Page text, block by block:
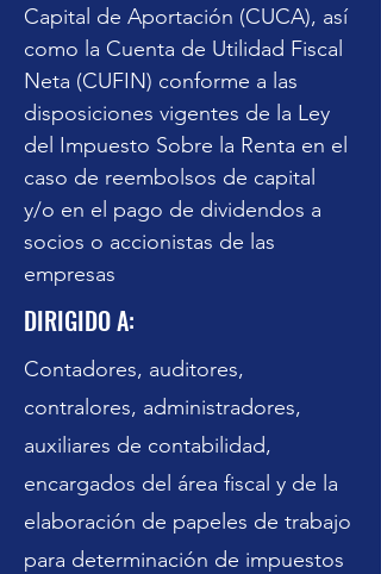
Capital de Aportación (CUCA), así
como la Cuenta de Utilidad Fiscal
Neta (CUFIN) conforme a las
disposiciones vigentes de la Ley
del Impuesto Sobre la Renta en el
caso de reembolsos de capital
y/o en el pago de dividendos a
socios o accionistas de las
empresas
DIRIGIDO A:
Contadores, auditores,
contralores, administradores,
auxiliares de contabilidad,
encargados del área fiscal y de la
elaboración de papeles de trabajo
para determinación de impuestos